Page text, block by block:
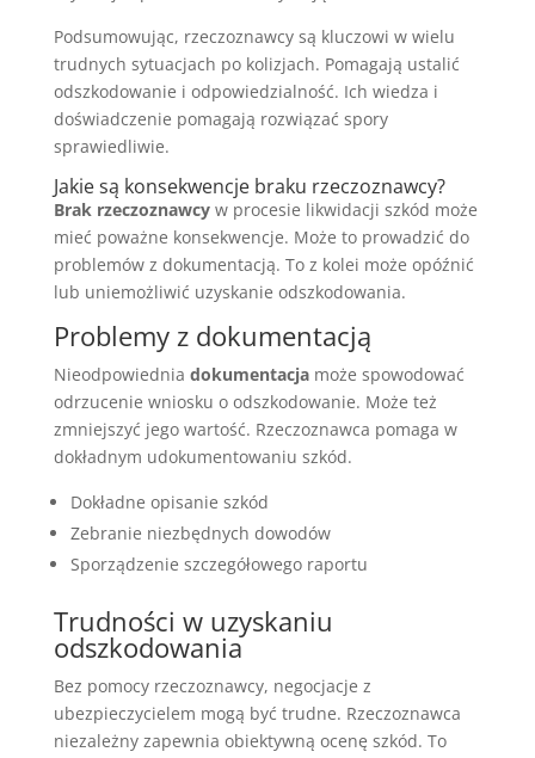
Podsumowując, rzeczoznawcy są kluczowi w wielu
trudnych sytuacjach po kolizjach. Pomagają ustalić
odszkodowanie i odpowiedzialność. Ich wiedza i
doświadczenie pomagają rozwiązać spory
sprawiedliwie.
Jakie są konsekwencje braku rzeczoznawcy?
Brak rzeczoznawcyw procesie likwidacji szkód może
mieć poważne konsekwencje. Może to prowadzić do
problemów z dokumentacją. To z kolei może opóźnić
lub uniemożliwić uzyskanie odszkodowania.
Problemy z dokumentacją
Nieodpowiednia dokumentacjamoże spowodować
odrzucenie wniosku o odszkodowanie. Może też
zmniejszyć jego wartość. Rzeczoznawca pomaga w
dokładnym udokumentowaniu szkód.
Dokładne opisanie szkód
Zebranie niezbędnych dowodów
Sporządzenie szczegółowego raportu
Trudności w uzyskaniu
odszkodowania
Bez pomocy rzeczoznawcy, negocjacje z
ubezpieczycielem mogą być trudne. Rzeczoznawca
niezależny zapewnia obiektywną ocenę szkód. To